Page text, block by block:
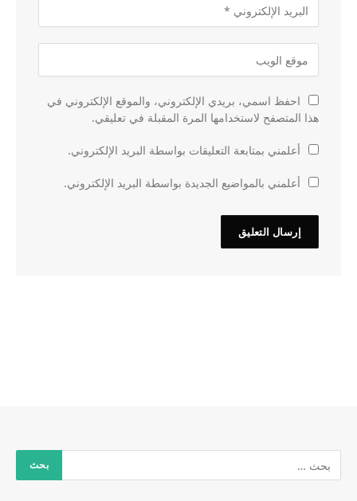
احفظ اسمي، بريدي الإلكتروني، والموقع الإلكتروني في
هذا المتصفح لاستخدامها المرة المقبلة في تعليقي.
أعلمني بمتابعة التعليقات بواسطة البريد الإلكتروني.
أعلمني بالمواضيع الجديدة بواسطة البريد الإلكتروني.